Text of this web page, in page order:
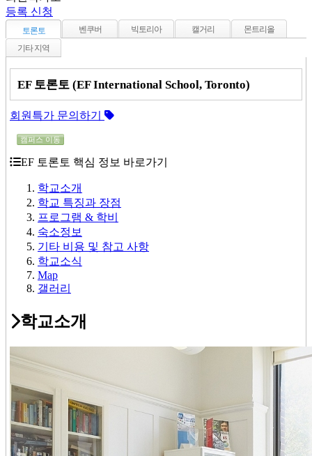
등록 신청
토론토 벤쿠버 빅토리아 캘거리
몬트리올
기타 지역
EF 토론토 (EF International School, Toronto)
회원특가 문의하기
캠퍼스 이동
EF 토론토 핵심 정보 바로가기
학교소개
학교 특징과 장점
프로그램 & 학비
숙소정보
기타 비용 및 참고 사항
학교소식
Map
갤러리
학교소개